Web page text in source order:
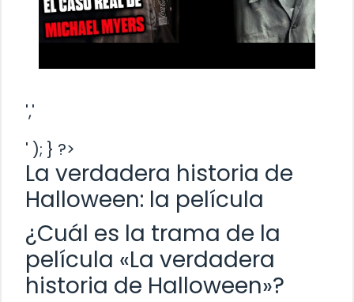
','
' ); } ?>
La verdadera historia de
Halloween: la película
¿Cuál es la trama de la
película «La verdadera
historia de Halloween»?